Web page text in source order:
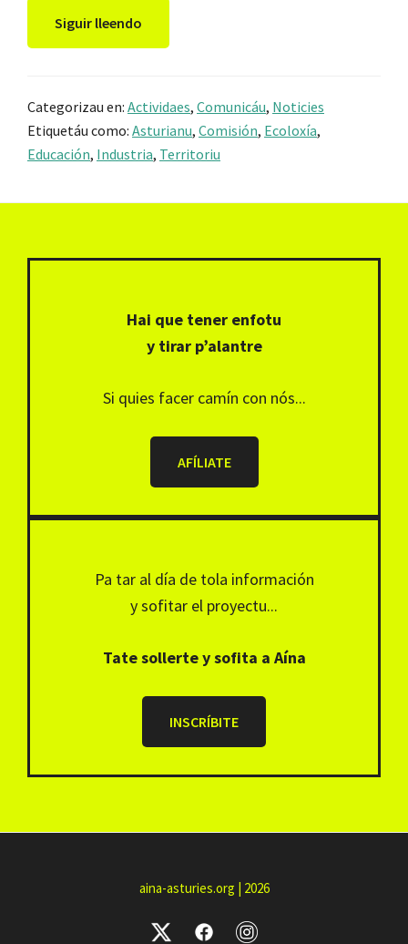
Siguir lleendo
Categorizau en: Actividaes, Comunicáu, Noticies
Etiquetáu como: Asturianu, Comisión, Ecoloxía,
Educación, Industria, Territoriu
Footer
Hai que tener enfotu
y tirar p’alantre
Si quies facer camín con nós...
AFÍLIATE
Pa tar al día de tola información
y sofitar el proyectu...
Tate sollerte y sofita a Aína
INSCRÍBITE
aina-asturies.org | 2026